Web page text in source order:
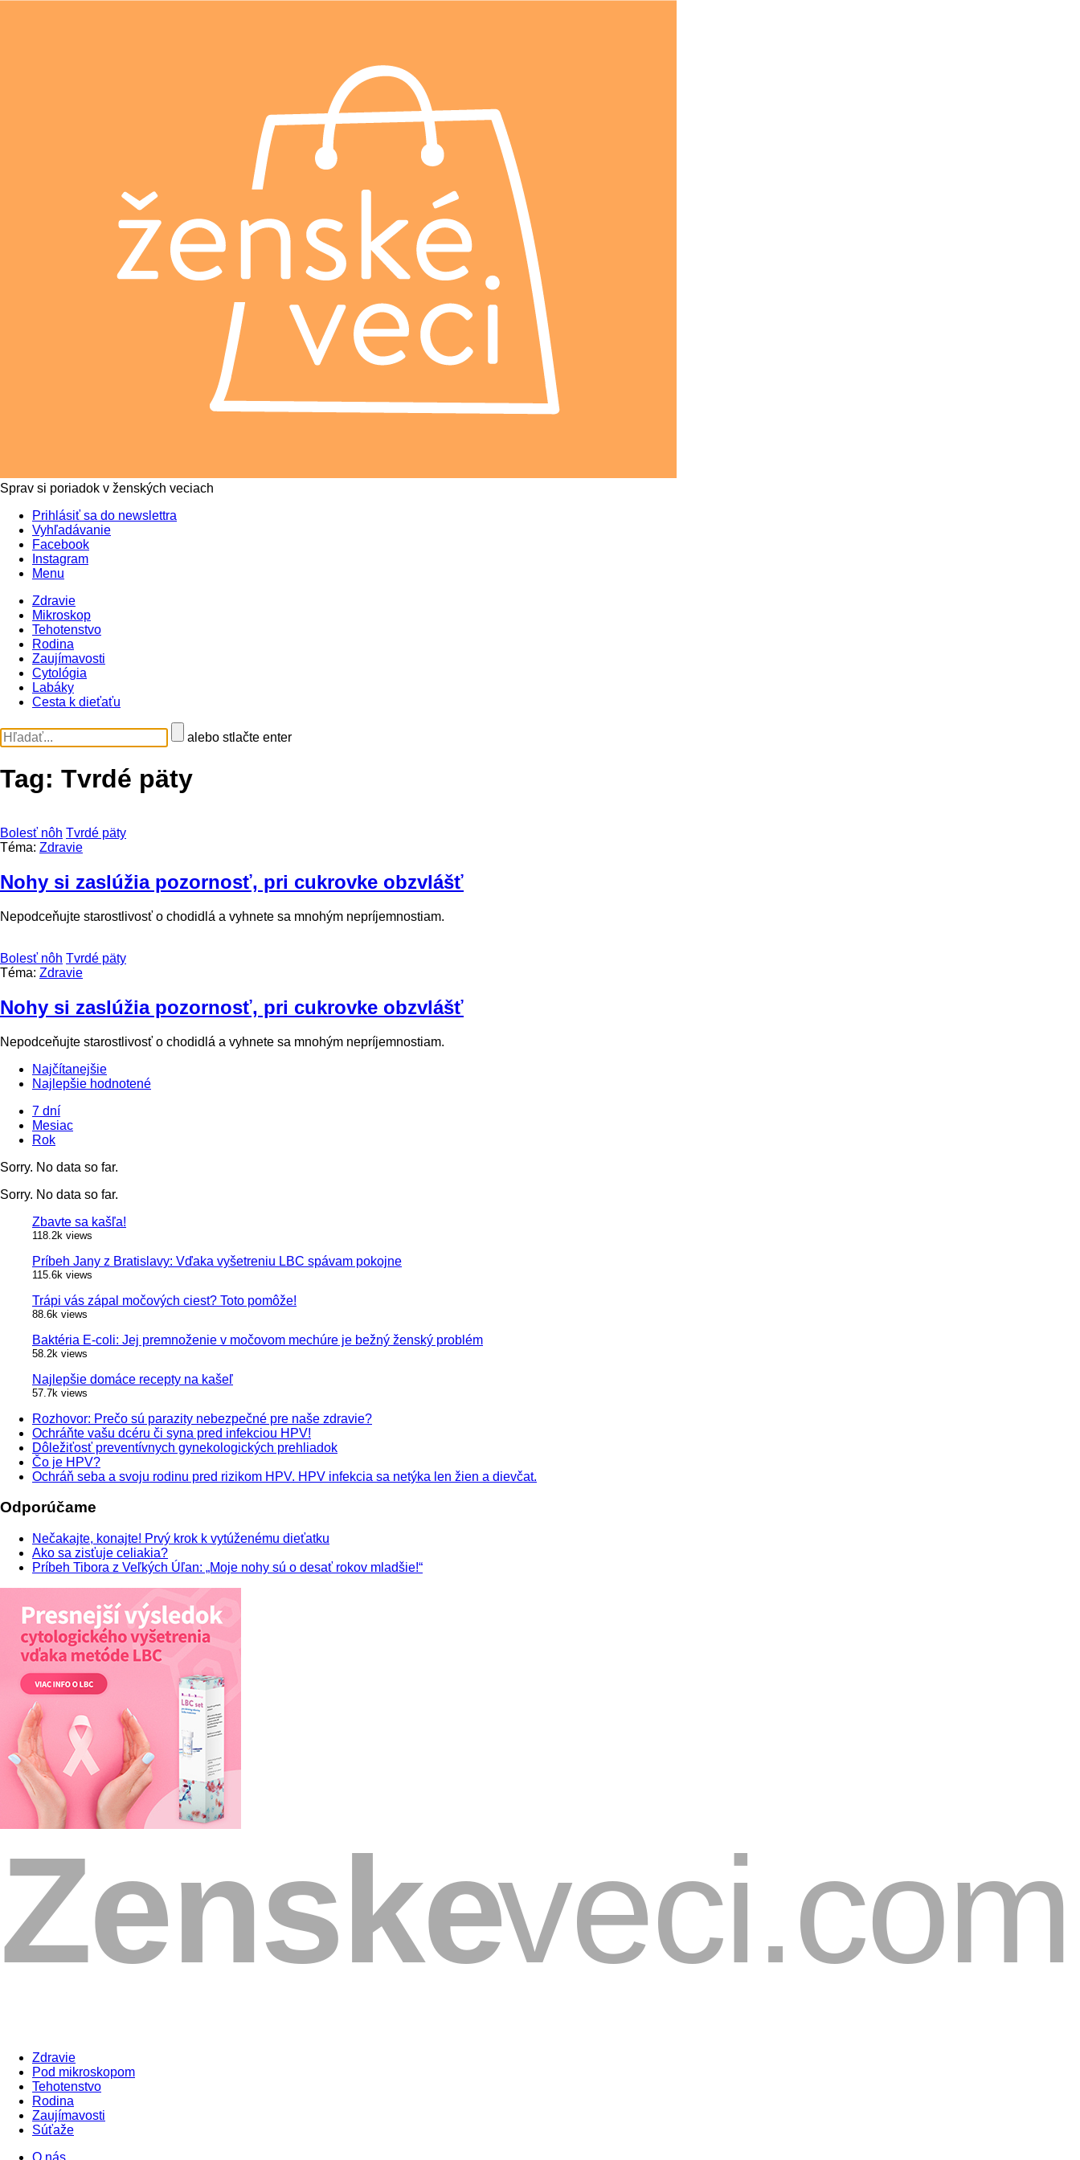
Sprav si poriadok v ženských veciach
Prihlásiť sa do newslettra
Vyhľadávanie
Facebook
Instagram
Menu
Zdravie
Mikroskop
Tehotenstvo
Rodina
Zaujímavosti
Cytológia
Labáky
Cesta k dieťaťu
alebo stlačte enter
Tag: Tvrdé päty
Bolesť nôh Tvrdé päty
Téma: Zdravie
Nohy si zaslúžia pozornosť, pri cukrovke obzvlášť
Nepodceňujte starostlivosť o chodidlá a vyhnete sa mnohým nepríjemnostiam.
Bolesť nôh Tvrdé päty
Téma: Zdravie
Nohy si zaslúžia pozornosť, pri cukrovke obzvlášť
Nepodceňujte starostlivosť o chodidlá a vyhnete sa mnohým nepríjemnostiam.
Najčítanejšie
Najlepšie hodnotené
7 dní
Mesiac
Rok
Sorry. No data so far.
Sorry. No data so far.
Zbavte sa kašľa!
118.2k views
Príbeh Jany z Bratislavy: Vďaka vyšetreniu LBC spávam pokojne
115.6k views
Trápi vás zápal močových ciest? Toto pomôže!
88.6k views
Baktéria E-coli: Jej premnoženie v močovom mechúre je bežný ženský problém
58.2k views
Najlepšie domáce recepty na kašeľ
57.7k views
Rozhovor: Prečo sú parazity nebezpečné pre naše zdravie?
Ochráňte vašu dcéru či syna pred infekciou HPV!
Dôležiťosť preventívnych gynekologických prehliadok
Čo je HPV?
Ochráň seba a svoju rodinu pred rizikom HPV. HPV infekcia sa netýka len žien a dievčat.
Odporúčame
Nečakajte, konajte! Prvý krok k vytúženému dieťatku
Ako sa zisťuje celiakia?
Príbeh Tibora z Veľkých Úľan: „Moje nohy sú o desať rokov mladšie!“
Zdravie
Pod mikroskopom
Tehotenstvo
Rodina
Zaujímavosti
Súťaže
O nás